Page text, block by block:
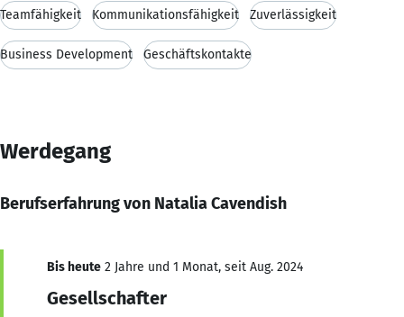
Teamfähigkeit Kommunikationsfähigkeit Zuverlässigkeit
Business Development Geschäftskontakte
Werdegang
Berufserfahrung von Natalia Cavendish
Bis heute 2 Jahre und 1 Monat, seit Aug. 2024
Gesellschafter